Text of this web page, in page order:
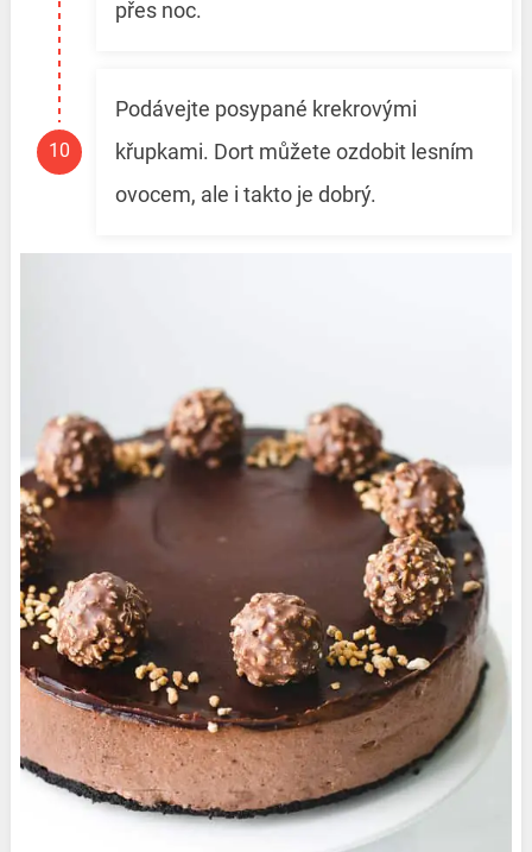
přes noc.
Podávejte posypané krekrovými
křupkami. Dort můžete ozdobit lesním
ovocem, ale i takto je dobrý.